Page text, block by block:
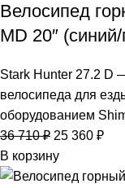
Велосипед
MD 20″
Stark Hunter 27.2 D
велосипеда для
оборудованием
36 710₽ 25 360 ₽
В корзину